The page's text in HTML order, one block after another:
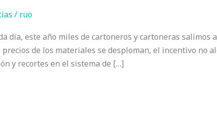
/ ruo
día, este año miles de cartoneros y cartoneras salimos
de los materiales se desploman, el incentivo no
y recortes en el sistema de […]